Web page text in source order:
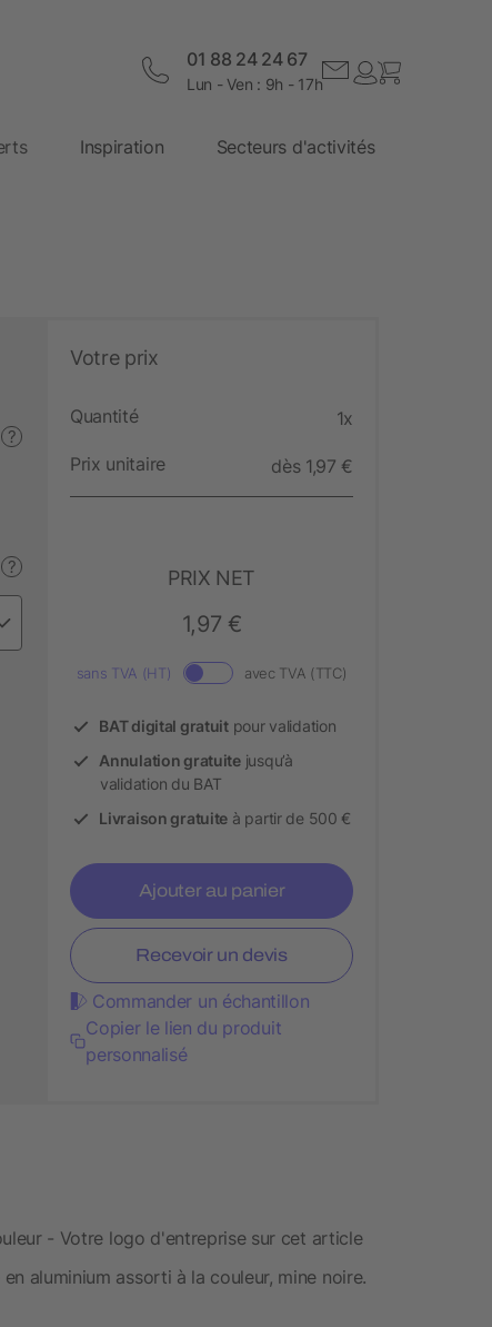
01 88 24 24 67
Lun - Ven : 9h - 17h
Inspiration Secteurs d'activités
?
?
Votre prix
Quantité 1x
Prix unitaire dès 1,97 €
PRIX NET
1,97 €
sans TVA (HT) avec TVA (TTC)
BAT digital gratuitpour validation
Annulation gratuitejusqu’à
validation du BAT
Livraison gratuite à partir de 500 €
Ajouter au panier
Recevoir un devis
Commander un échantillon
Copier le lien du produit
personnalisé
- Votre logo d'entreprise sur cet article
aluminium assorti à la couleur, mine noire.